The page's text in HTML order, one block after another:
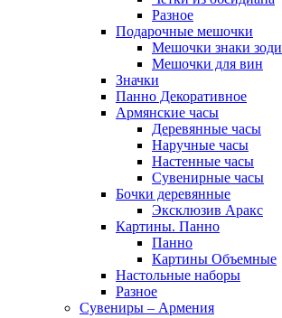
Разное
Подарочные мешочки
Мешочки знаки
Мешочки для вин
Значки
Панно Декоративное
Армянские часы
Деревянные часы
Наручные часы
Настенные часы
Сувенирные часы
Бочки деревянные
Эксклюзив Аракс
Картины. Панно
Панно
Картины Объемные
Настольные наборы
Разное
Сувениры – Армения